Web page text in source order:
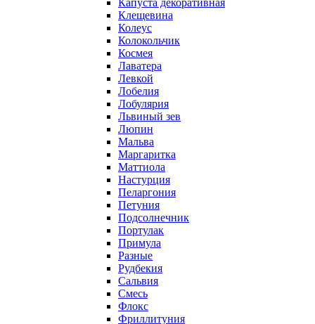
Капуста декоративная
Клещевина
Колеус
Колокольчик
Космея
Лаватера
Левкой
Лобелия
Лобулярия
Львиный зев
Люпин
Мальва
Маргаритка
Маттиола
Настурция
Пеларгония
Петуния
Подсолнечник
Портулак
Примула
Разные
Рудбекия
Сальвия
Смесь
Флокс
Фриллитуния